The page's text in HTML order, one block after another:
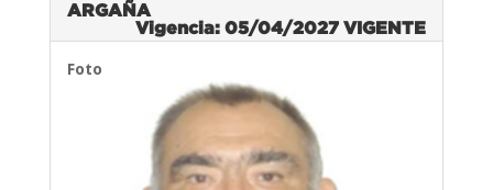
ARGAÑA
Vigencia: 05/04/2027VIGENTE
Foto